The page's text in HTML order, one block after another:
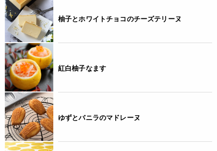
柚子とホワイトチョコのチーズテリーヌ
紅白柚子なます
ゆずとバニラのマドレーヌ